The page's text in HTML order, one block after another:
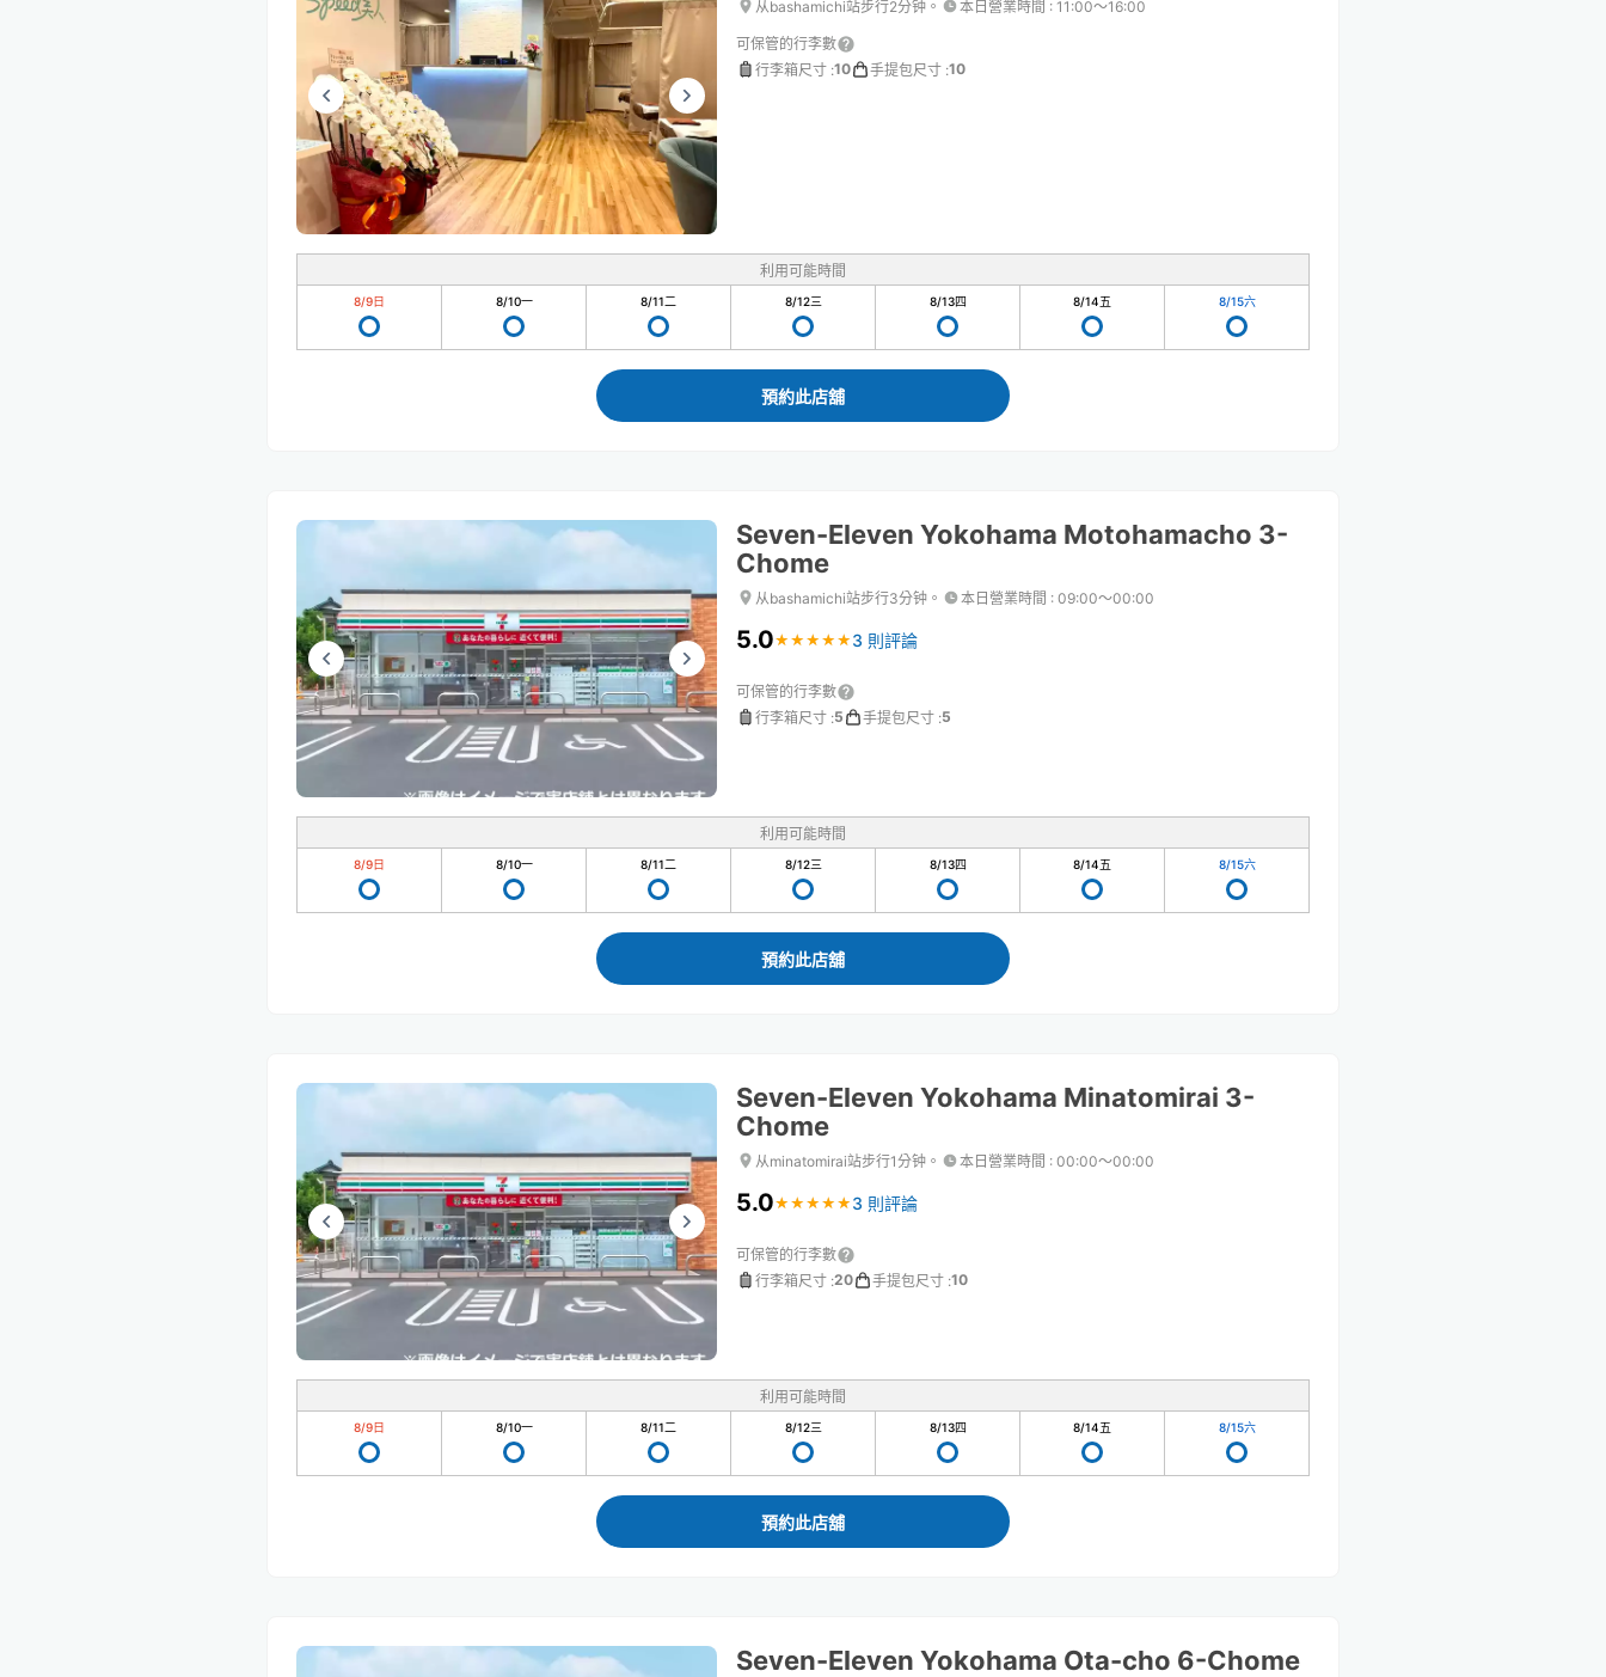
从bashamichi站步行2分钟。 本日營業時間 : 11:00〜16:00
可保管的行李數
行李箱尺寸 :10 手提包尺寸 :10
利用可能時間
8/9日 8/10一 8/11二 8/12三 8/13四 8/14五 8/15六
預約此店舖
Seven-Eleven Yokohama Motohamacho 3-
Chome
从bashamichi站步行3分钟。 本日營業時間 : 09:00〜00:00
5.0★ ★ ★ ★ ★
★ ★ ★ ★ ★ 3 則評論
可保管的行李數
行李箱尺寸 :5 手提包尺寸 :5
利用可能時間
8/9日 8/10一 8/11二 8/12三 8/13四 8/14五 8/15六
預約此店舖
Seven-Eleven Yokohama Minatomirai 3-
Chome
从minatomirai站步行1分钟。 本日營業時間 : 00:00〜00:00
5.0★ ★ ★ ★ ★
★ ★ ★ ★ ★ 3 則評論
可保管的行李數
行李箱尺寸 :20 手提包尺寸 :10
利用可能時間
8/9日 8/10一 8/11二 8/12三 8/13四 8/14五 8/15六
預約此店舖
Seven-Eleven Yokohama Ota-cho 6-Chome